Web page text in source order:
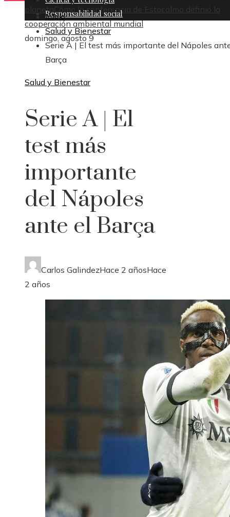
planeta
Cómo la conferencia de Estocolmo definió la
cooperación ambiental mundial
domingo, agosto 9
Responsabilidad social
Inicio
Salud y Bienestar
Serie A | El test más importante del Nápoles
Barça
Salud y Bienestar
Serie A | El
test más
importante
del Nápoles
ante el Barça
Carlos GalindezHace 2 añosHace
2 años